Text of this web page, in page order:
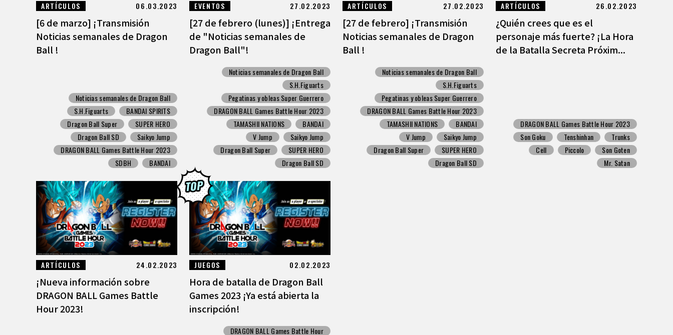
ARTÍCULOS 06.03.2023
[6 de marzo] ¡Transmisión
Noticias semanales de Dragon
Ball !
Noticias semanales de Dragon Ball
S.H.Figuarts
BANDAI SPIRITS
Dragon Ball Super
SUPER HERO
Dragon Ball SD
Saikyo Jump
DRAGON BALL Games Battle Hour 2023
SDBH
BANDAI
EVENTOS 27.02.2023
[27 de febrero (lunes)] ¡Entrega
de "Noticias semanales de
Dragon Ball"!
Noticias semanales de Dragon Ball
S.H.Figuarts
Pegatinas y obleas Super Guerrero
DRAGON BALL Games Battle Hour 2023
TAMASHII NATIONS
BANDAI
V Jump
Saikyo Jump
Dragon Ball Super
SUPER HERO
Dragon Ball SD
ARTÍCULOS 27.02.2023
[27 de febrero] ¡Transmisión
Noticias semanales de Dragon
Ball !
Noticias semanales de Dragon Ball
S.H.Figuarts
Pegatinas y obleas Super Guerrero
DRAGON BALL Games Battle Hour 2023
TAMASHII NATIONS
BANDAI
V Jump
Saikyo Jump
Dragon Ball Super
SUPER HERO
Dragon Ball SD
ARTÍCULOS 26.02.2023
¿Quién crees que es el
personaje más fuerte? ¡La Hora
de la Batalla Secreta Próxim...
DRAGON BALL Games Battle Hour 2023
Son Goku
Tenshinhan
Trunks
Cell
Piccolo
Son Goten
Mr. Satan
ARTÍCULOS 24.02.2023
¡Nueva información sobre
DRAGON BALL Games Battle
Hour 2023!
JUEGOS 02.02.2023
Hora de batalla de Dragon Ball
Games 2023 ¡Ya está abierta la
inscripción!
DRAGON BALL Games Battle Hour